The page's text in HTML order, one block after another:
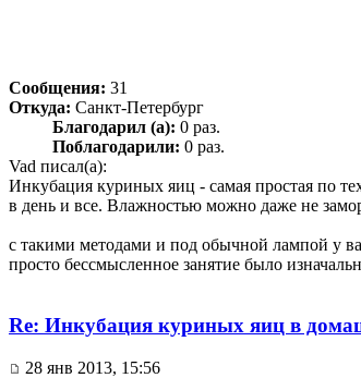
Сообщения: 31
Откуда: Санкт-Петербург
Благодарил (а): 0 раз.
Поблагодарили: 0 раз.
Vad писал(а):
Инкубация куриных яиц - самая простая по
в день и все. Влажностью можно даже не
с такими методами и под обычной лампой у
просто бессмысленное занятие было
Re: Инкубация куриных яиц в
28 янв 2013, 15:56